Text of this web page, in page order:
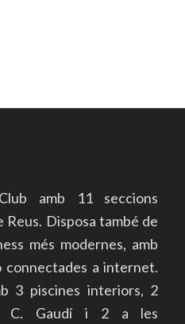
amb 11 seccions
Disposa també de
més modernes, amb
connectades a internet.
3 piscines interiors, 2
C. Gaudí i 2 a les